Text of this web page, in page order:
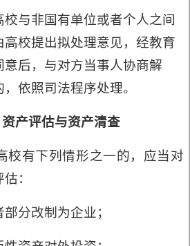
非国有单位或者个人之间
校提出拟处理意见，经教育
后，与对方当事人协商解
依照司法程序处理。
产评估与资产清查
下列情形之一的，应当对
：
分改制为企业；